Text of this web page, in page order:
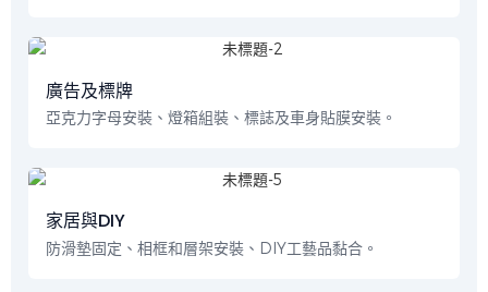
廣告及標牌
亞克力字母安裝、燈箱組裝、標誌及車身貼膜安裝。
家居與DIY
防滑墊固定、相框和層架安裝、DIY工藝品黏合。